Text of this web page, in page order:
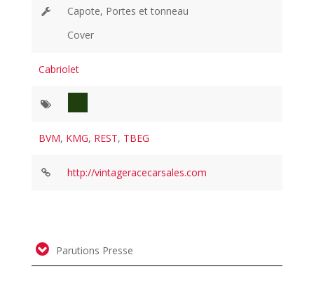
Capote, Portes et tonneau
Cover
Cabriolet
BVM, KMG, REST, TBEG
http://vintageracecarsales.com
Parutions Presse